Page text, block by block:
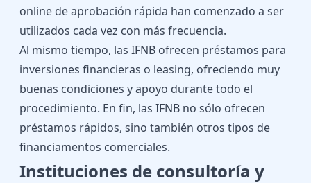
online de aprobación rápida han comenzado a ser
utilizados cada vez con más frecuencia.
Al mismo tiempo, las IFNB ofrecen préstamos para
inversiones financieras o leasing, ofreciendo muy
buenas condiciones y apoyo durante todo el
procedimiento. En fin, las IFNB no sólo ofrecen
préstamos rápidos, sino también otros tipos de
financiamentos comerciales.
Instituciones de consultoría y